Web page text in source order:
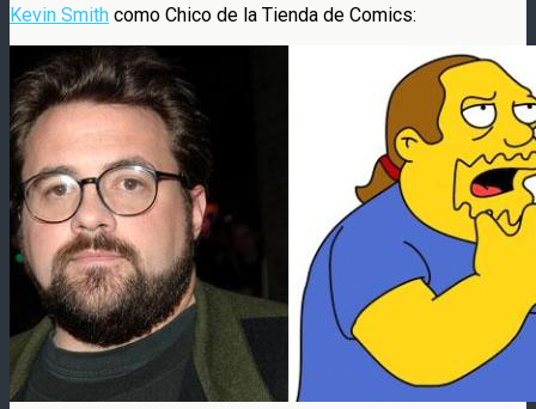
Kevin Smith como Chico de la Tienda de Comics: